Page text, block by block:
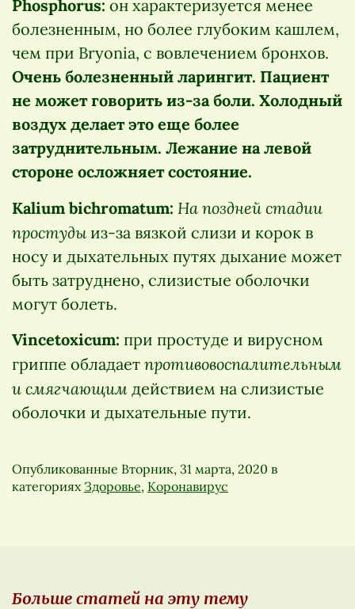
Phosphorus: он характеризуется менее
болезненным, но более глубоким кашлем,
чем при Bryonia, с вовлечением бронхов.
Очень болезненный ларингит. Пациент
не может говорить из-за боли. Холодный
воздух делает это еще более
затруднительным. Лежание на левой
стороне осложняет состояние.
Kalium bichromatum: На поздней стадии
простуды из-за вязкой слизи и корок в
носу и дыхательных путях дыхание может
быть затруднено, слизистые оболочки
могут болеть.
Vincetoxicum: при простуде и вирусном
гриппе обладает противовоспалительным
и смягчающим действием на слизистые
оболочки и дыхательные пути.
Опубликованные Вторник, 31 марта, 2020 в
категориях Здоровье, Коронавирус
Больше статей на эту тему